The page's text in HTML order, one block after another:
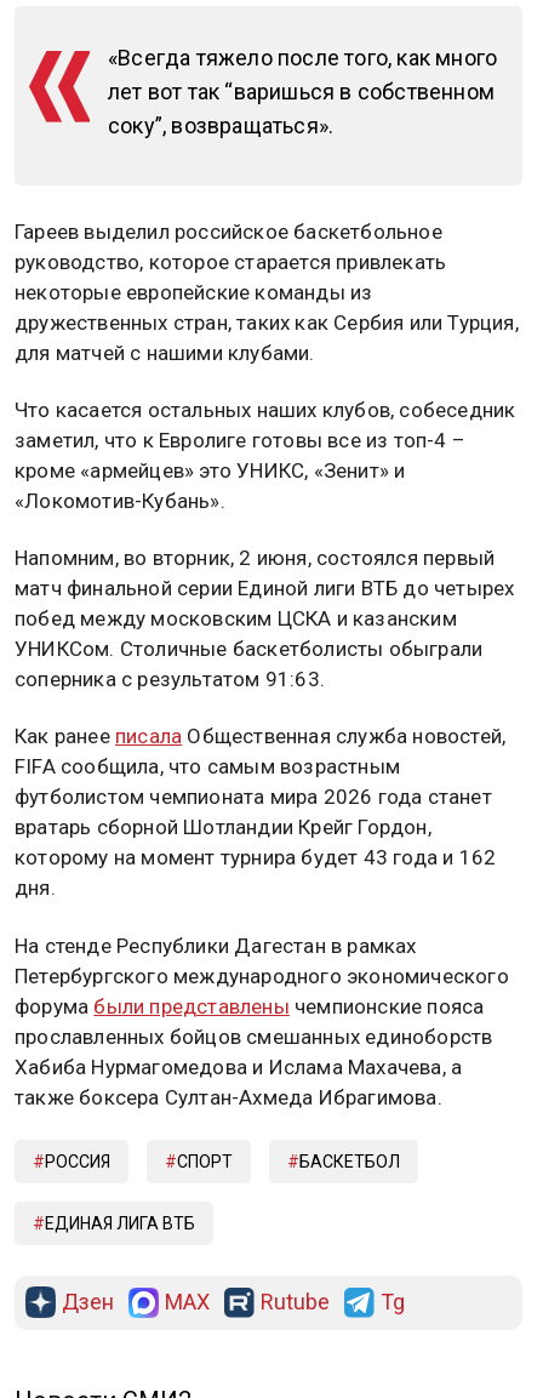
«Всегда тяжело после того, как много
лет вот так “варишься в собственном
соку”, возвращаться».
Гареев выделил российское баскетбольное
руководство, которое старается привлекать
некоторые европейские команды из
дружественных стран, таких как Сербия или Турция,
для матчей с нашими клубами.
Что касается остальных наших клубов, собеседник
заметил, что к Евролиге готовы все из топ-4 –
кроме «армейцев» это УНИКС, «Зенит» и
«Локомотив-Кубань».
Напомним, во вторник, 2 июня, состоялся первый
матч финальной серии Единой лиги ВТБ до четырех
побед между московским ЦСКА и казанским
УНИКСом. Столичные баскетболисты обыграли
соперника с результатом 91:63.
Как ранее писала Общественная служба новостей,
FIFA сообщила, что самым возрастным
футболистом чемпионата мира 2026 года станет
вратарь сборной Шотландии Крейг Гордон,
которому на момент турнира будет 43 года и 162
дня.
На стенде Республики Дагестан в рамках
Петербургского международного экономического
форума были представлены чемпионские пояса
прославленных бойцов смешанных единоборств
Хабиба Нурмагомедова и Ислама Махачева, а
также боксера Султан-Ахмеда Ибрагимова.
РОССИЯ СПОРТ БАСКЕТБОЛ
ЕДИНАЯ ЛИГА ВТБ
Дзен MAX Rutube Tg